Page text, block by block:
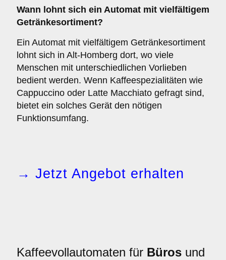
Wann lohnt sich ein Automat mit vielfältigem
Getränkesortiment?
Ein Automat mit vielfältigem Getränkesortiment
lohnt sich in Alt-Homberg dort, wo viele
Menschen mit unterschiedlichen Vorlieben
bedient werden. Wenn Kaffeespezialitäten wie
Cappuccino oder Latte Macchiato gefragt sind,
bietet ein solches Gerät den nötigen
Funktionsumfang.
→ Jetzt Angebot erhalten
Kaffeevollautomaten für Büros und